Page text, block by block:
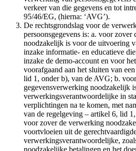
verkeer van die gegevens en tot
95/46/EG, (hierna: ‘AVG’).
De rechtsgrondslag voor de
persoonsgegevens is: a. voor zover
noodzakelijk is voor de uitvoering
inzake informatie- en educatieve
inzake de demo-account en voor
voorafgaand aan het sluiten van
lid 1, onder b), van de AVG; b.
gegevensverwerking noodzakelijk
verwerkingsverantwoordelijke in
verplichtingen na te komen, met
van de regelgeving – artikel 6, lid
voor zover de verwerking
voortvloeien uit de
verwerkingsverantwoordelijke,
noodzakelijke betalingen en het